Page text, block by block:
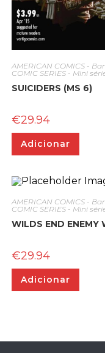
AMERICAN COMICS -
COMIC SERIES - Mini
SUICIDERS (MS 6)
€29.94
Adicionar
AMERICAN COMICS -
COMIC SERIES - Mini
WILDS END ENEMY
€29.94
Adicionar